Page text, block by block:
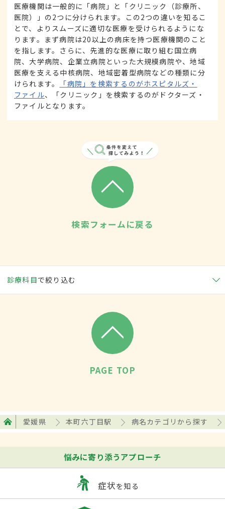
医療機関は一般的に「病院」と「クリニック（診療所、
医院）」の2つに分けられます。この2つの違いを知るこ
とで、よりスムーズに適切な医療を受けられるようにな
ります。まず病院は20以上の病床を持つ医療機関のこと
を指します。さらに、先進的な医療に取り組む国立病
院、大学病院、企業立病院といった大規模病院や、地域
医療を支える中核病院、地域密着型病院などの種類に分
けられます。
「病院」を検索するのがホスピタルズ・
ファイル、「クリニック」を検索するのがドクターズ・
ファイルとなります。
検索フォームに戻る
診療科目で絞り込む
PAGE TOP
愛媛県 本町六丁目駅 病名カテゴリから探す
悩みに寄り添うアプローチ
症状を知る